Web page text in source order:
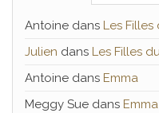
Antoine dans Les
Julien dans Les Filles
Antoine dans Emma
Meggy Sue dans Emma